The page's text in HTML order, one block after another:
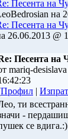
Песента на
на
Песента на
26.06.2013 @
Песента на
mariq-
Профил |
ти
-
се вдига.:)